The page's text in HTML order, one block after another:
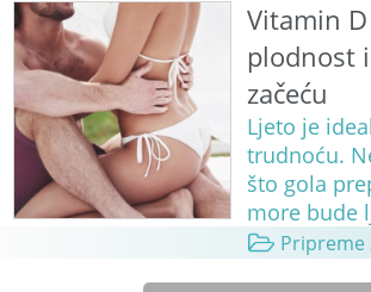
Vitamin
plodnost
začeću
Ljeto je
trudnoću.
što gola
more bude
Pripreme